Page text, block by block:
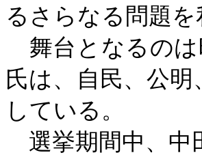
るさらなる問題
舞台となるのは
氏は、自民、公
している。
選挙期間中、中